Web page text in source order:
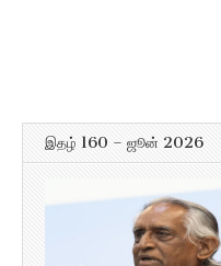
இதழ் 160 – ஜூன் 2026